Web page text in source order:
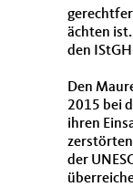
ächten
den
Den
2015 bei
ihren
zerstörten
der